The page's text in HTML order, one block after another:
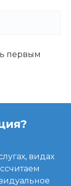
первым
видах